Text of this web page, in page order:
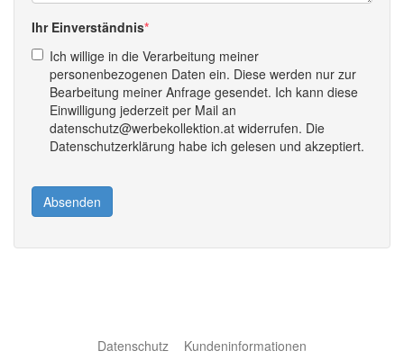
Ihr Einverständnis
Ich willige in die Verarbeitung meiner
personenbezogenen Daten ein. Diese werden nur zur
Bearbeitung meiner Anfrage gesendet. Ich kann diese
Einwilligung jederzeit per Mail an
datenschutz@werbekollektion.at widerrufen. Die
Datenschutzerklärung habe ich gelesen und akzeptiert.
Absenden
Datenschutz Kundeninformationen